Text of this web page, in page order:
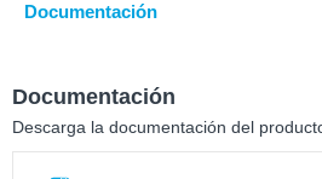
Documentación
Documentación
Descarga la documentación del